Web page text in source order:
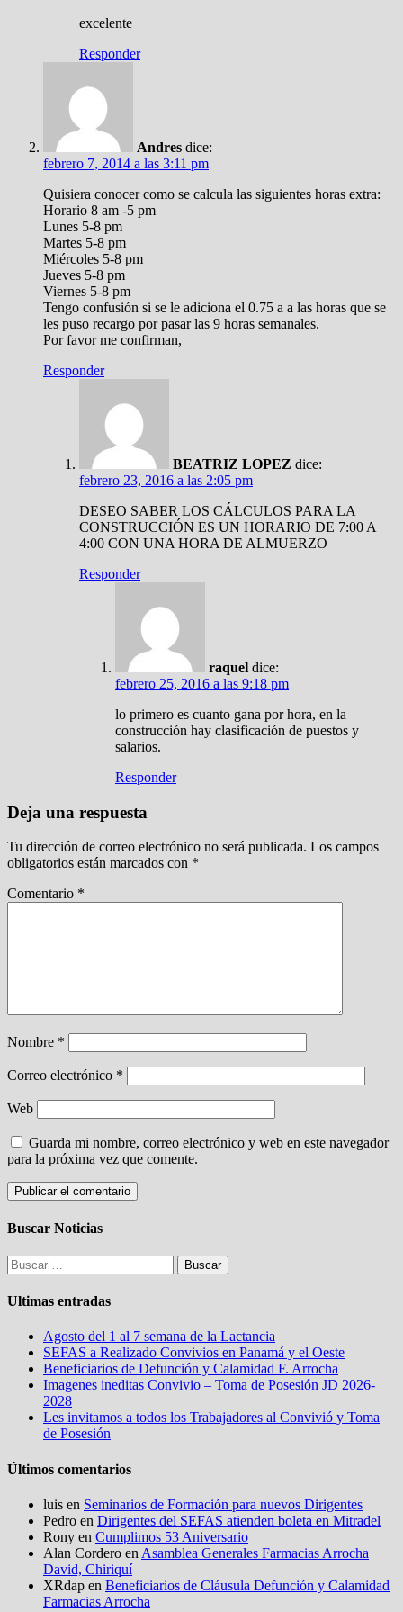
excelente
Responder
Andres dice:
febrero 7, 2014 a las 3:11 pm
Quisiera conocer como se calcula las siguientes horas extra:
Horario 8 am -5 pm
Lunes 5-8 pm
Martes 5-8 pm
Miércoles 5-8 pm
Jueves 5-8 pm
Viernes 5-8 pm
Tengo confusión si se le adiciona el 0.75 a a las horas que se
les puso recargo por pasar las 9 horas semanales.
Por favor me confirman,
Responder
BEATRIZ LOPEZ dice:
febrero 23, 2016 a las 2:05 pm
DESEO SABER LOS CÁLCULOS PARA LA
CONSTRUCCIÓN ES UN HORARIO DE 7:00 A
4:00 CON UNA HORA DE ALMUERZO
Responder
raquel dice:
febrero 25, 2016 a las 9:18 pm
lo primero es cuanto gana por hora, en la
construcción hay clasificación de puestos y
salarios.
Responder
Deja una respuesta
Tu dirección de correo electrónico no será publicada. Los campos
obligatorios están marcados con *
Comentario *
Nombre *
Correo electrónico *
Web
Guarda mi nombre, correo electrónico y web en este navegador
para la próxima vez que comente.
Buscar Noticias
Buscar:
Ultimas entradas
Agosto del 1 al 7 semana de la Lactancia
SEFAS a Realizado Convivios en Panamá y el Oeste
Beneficiarios de Defunción y Calamidad F. Arrocha
Imagenes ineditas Convivio – Toma de Posesión JD 2026-
2028
Les invitamos a todos los Trabajadores al Convivió y Toma
de Posesión
Últimos comentarios
luis en Seminarios de Formación para nuevos Dirigentes
Pedro en Dirigentes del SEFAS atienden boleta en Mitradel
Rony en Cumplimos 53 Aniversario
Alan Cordero en Asamblea Generales Farmacias Arrocha
David, Chiriquí
XRdap en Beneficiarios de Cláusula Defunción y Calamidad
Farmacias Arrocha